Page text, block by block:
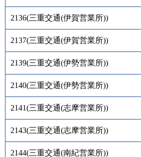
2136(三重交通(伊賀営業所))
2137(三重交通(伊賀営業所))
2139(三重交通(伊勢営業所))
2140(三重交通(伊勢営業所))
2141(三重交通(志摩営業所))
2143(三重交通(志摩営業所))
2144(三重交通(南紀営業所))